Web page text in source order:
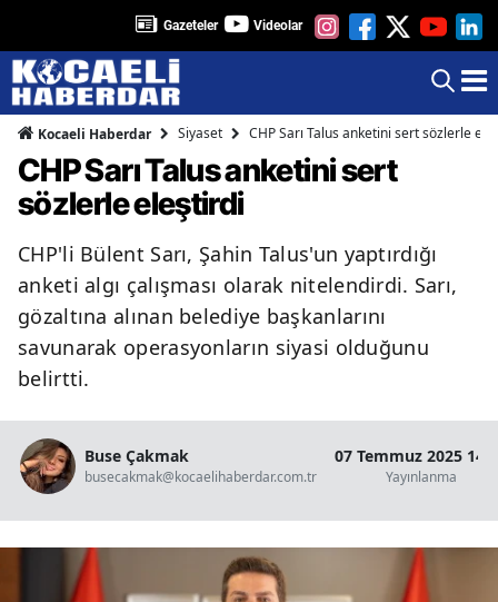
Gazeteler Videolar
Kocaeli Haberdar Siyaset CHP Sarı Talus anketini sert sözlerle
CHP Sarı Talus anketini sert
sözlerle eleştirdi
CHP'li Bülent Sarı, Şahin Talus'un yaptırdığı
anketi algı çalışması olarak nitelendirdi. Sarı,
gözaltına alınan belediye başkanlarını
savunarak operasyonların siyasi olduğunu
belirtti.
Buse Çakmak
busecakmak@kocaelihaberdar.com.tr
07 Temmuz 2025
Yayınlanma